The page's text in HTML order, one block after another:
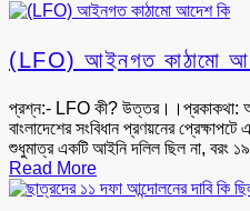
(LFO) আইনগত কাঠামো
প্রশ্ন:- LFO কী? উত্তর।।প্রকাকথা:
বাংলাদেশের সংবিধান প্রণয়নের
শুধুমাত্র একটি আইনি দলিল ছিল না, বরং
Read More